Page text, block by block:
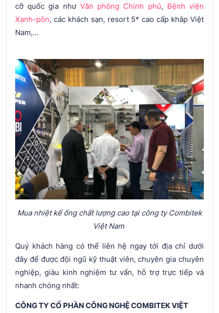
cỡ quốc gia như Văn phòng Chính phủ, Bệnh viện
Xanh-pôn, các khách sạn, resort 5* cao cấp khắp Việt
Nam,…
Mua nhiệt kế ống chất lượng cao tại công ty Combitek
Việt Nam
Quý khách hàng có thể liên hệ ngay tới địa chỉ dưới
đây để được đội ngũ kỹ thuật viên, chuyên gia chuyên
nghiệp, giàu kinh nghiệm tư vấn, hỗ trợ trực tiếp và
nhanh chóng nhất:
CÔNG TY CỔ PHẦN CÔNG NGHỆ COMBITEK VIỆT